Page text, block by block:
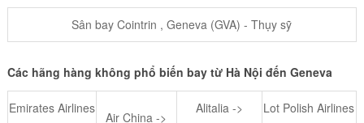
Sân bay Cointrin , Geneva (GVA) - Thụy sỹ
Các hãng hàng không phổ biến bay từ Hà Nội đến Geneva
Emirates Airlines
Air China ->
Alitalia ->
Lot Polish Airlines